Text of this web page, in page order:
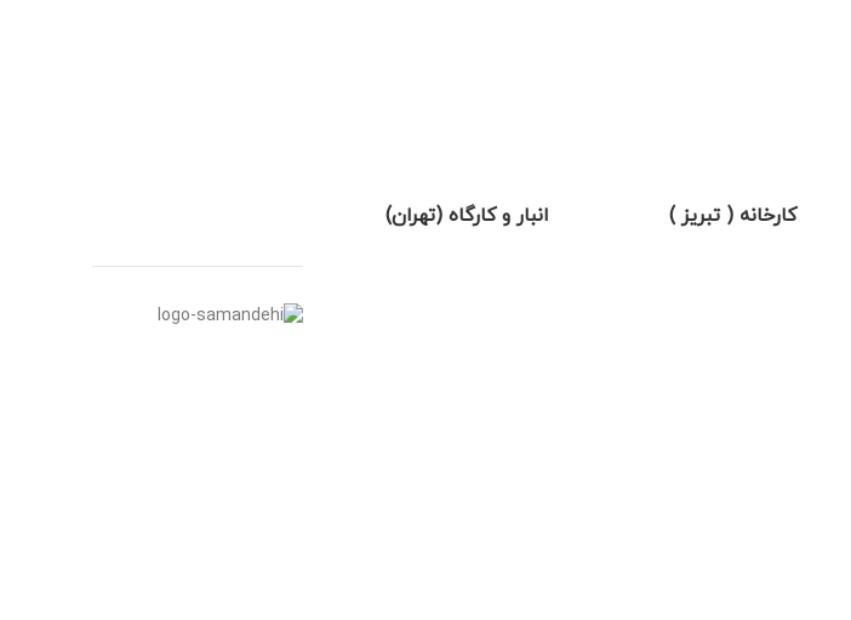
کارخانه ( تبریز ) انبار و کارگاه (تهران)